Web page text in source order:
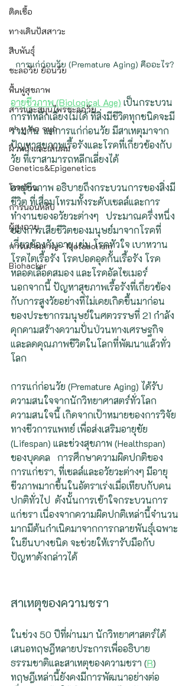
ติดเชื้อ
ทางเดินปัสสาวะ
สืบพันธุ์
ชะลอวัย ย้อนวัย
ฟื้นฟูสุขภาพ
สารและสมุนไพรชะลอวัย
ตา หู คอ จมูก
ผิวหนังและเส้นผม
Genetics&Epigenetics
โรคอ้วน
การนอนหลับ
ผู้สูงอายุ
การเผาผลาญ - Metabolism
Biohacker
การแก่ก่อนวัย (Premature Aging) คืออะไร?
อายุชีวภาพ (Biological Age) เป็นกระบวน
การที่หลีกเลี่ยงไม่ได้ ที่สิ่งมีชีวิตทุกชนิดจะมี
ร่วมกัน  แต่การแก่ก่อนวัย มีสาเหตุมาจาก
ปัญหาสุขภาพเรื้อรังและโรคที่เกี่ยวข้องกับ
วัย ที่เราสามารถหลีกเลี่ยงได้
อายุชีวภาพ อธิบายถึงกระบวนการของสิ่งมี
ชีวิต ที่เสื่อมโทรมทั้งระดับเซลล์และการ
ทำงานของอวัยวะต่างๆ   ประมาณครึ่งหนึ่ง
ของการเสียชีวิตของมนุษย์มาจากโรคที่
เกี่ยวข้องกับอายุ เช่น โรคหัวใจ เบาหวาน
โรคไตเรื้อรัง โรคปอดอุดกั้นเรื้อรัง โรค
หลอดเลือดสมอง และโรคอัลไซเมอร์
นอกจากนี้ ปัญหาสุขภาพเรื้อรังที่เกี่ยวข้อง
กับการสูงวัยอย่างที่ไม่เคยเกิดขึ้นมาก่อน
ของประชากรมนุษย์ในศตวรรษที่ 21 กำลัง
คุกคามสร้างความปั่นป่วนทางเศรษฐกิจ
และลดคุณภาพชีวิตในโลกที่พัฒนาแล้วทั่ว
โลก
การแก่ก่อนวัย (Premature Aging) ได้รับ
ความสนใจจากนักวิทยาศาสตร์ทั่วโลก
ความสนใจนี้ เกิดจากเป้าหมายของการวิจัย
ทางชีวการแพทย์ เพื่อส่งเสริมอายุขัย
(Lifespan) และช่วงสุขภาพ (Healthspan)
ของบุคคล   การศึกษาความผิดปกติของ
การแก่ชรา, ที่เซลล์และอวัยวะต่างๆ มีอายุ
ชีวภาพมากขึ้นในอัตราเร่งเมื่อเทียบกับคน
ปกติทั่วไป  ดังนั้นการเข้าใจกระบวนการ
แก่ชรา เนื่องจากความผิดปกติเหล่านี้จำนวน
มากมีต้นกำเนิดมาจากการกลายพันธุ์เฉพาะ
ในยีนบางชนิด จะช่วยให้เรารับมือกับ
ปัญหาดังกล่าวได้
สาเหตุของความชรา
ในช่วง 50 ปีที่ผ่านมา นักวิทยาศาสตร์ได้
เสนอทฤษฎีหลายประการเพื่ออธิบาย
ธรรมชาติและสาเหตุของความชรา (R)
ทฤษฎีเหล่านี้ยังคงมีการพัฒนาอย่างต่อ